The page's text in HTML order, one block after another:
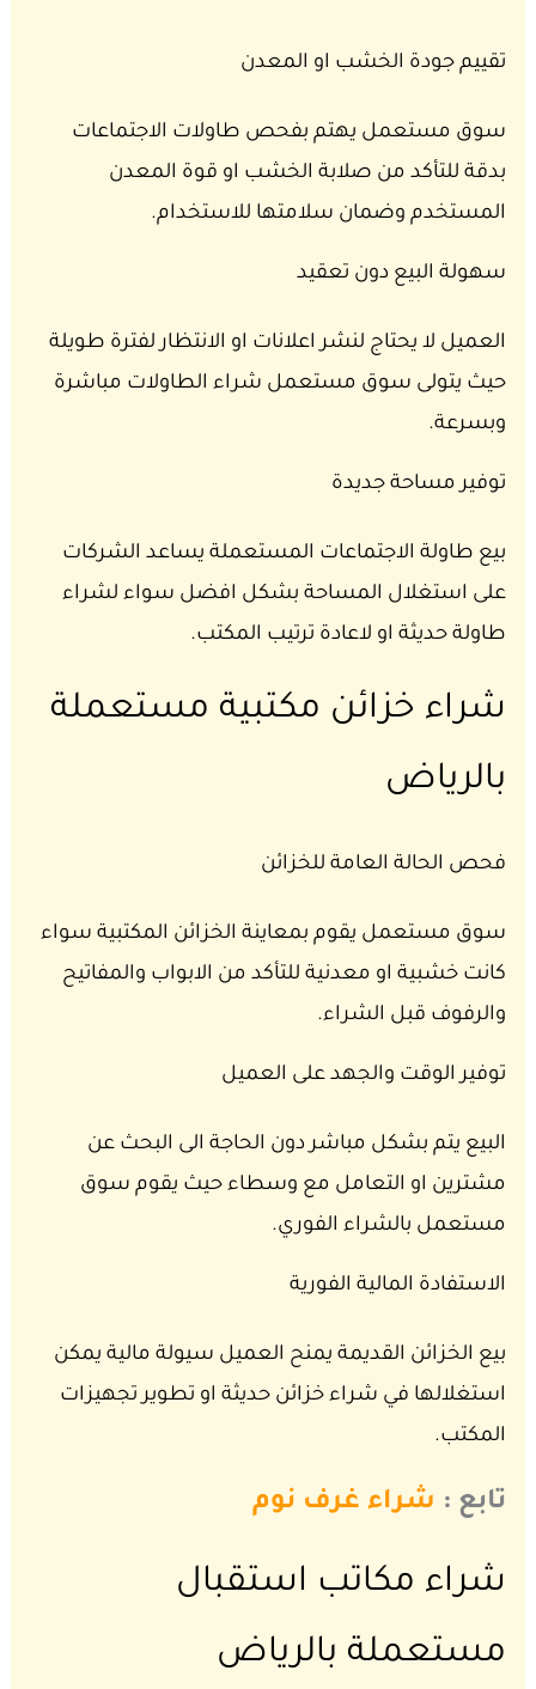
تقييم جودة الخشب او المعدن
سوق مستعمل يهتم بفحص طاولات الاجتماعات
بدقة للتأكد من صلابة الخشب او قوة المعدن
المستخدم وضمان سلامتها للاستخدام.
سهولة البيع دون تعقيد
العميل لا يحتاج لنشر اعلانات او الانتظار لفترة طويلة
حيث يتولى سوق مستعمل شراء الطاولات مباشرة
وبسرعة.
توفير مساحة جديدة
بيع طاولة الاجتماعات المستعملة يساعد الشركات
على استغلال المساحة بشكل افضل سواء لشراء
طاولة حديثة او لاعادة ترتيب المكتب.
شراء خزائن مكتبية مستعملة
بالرياض
فحص الحالة العامة للخزائن
سوق مستعمل يقوم بمعاينة الخزائن المكتبية سواء
كانت خشبية او معدنية للتأكد من الابواب والمفاتيح
والرفوف قبل الشراء.
توفير الوقت والجهد على العميل
البيع يتم بشكل مباشر دون الحاجة الى البحث عن
مشترين او التعامل مع وسطاء حيث يقوم سوق
مستعمل بالشراء الفوري.
الاستفادة المالية الفورية
بيع الخزائن القديمة يمنح العميل سيولة مالية يمكن
استغلالها في شراء خزائن حديثة او تطوير تجهيزات
المكتب.
تابع : شراء غرف نوم
شراء مكاتب استقبال
مستعملة بالرياض